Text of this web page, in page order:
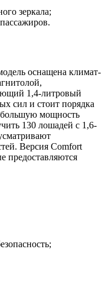
зеркала;
оснащена климат-
1,4-литровый
сил и стоит порядка
мощность
130 лошадей с 1,6-
Версия Comfort
предоставляются